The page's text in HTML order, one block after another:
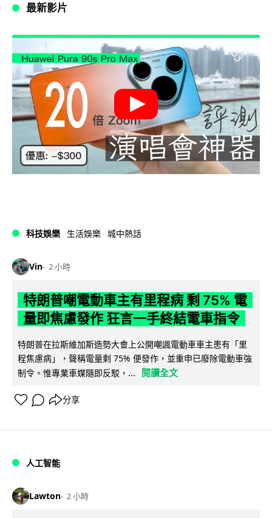
最新影片
科技娛樂 生活娛樂 城中熱話
Vin 2 小時
特朗普嘲電動車主有里程病 剩 75% 電
量即焦慮發作 狂言一手終結電車指令
特朗普在拉斯維加斯造勢大會上公開嘲諷電動車車主患有「里
程焦慮病」，聲稱電量剩 75% 便發作，並重申已廢除電動車強
制令。惟專業車媒隨即反駁，...
閱讀全文
分享
人工智能
Lawton 2 小時